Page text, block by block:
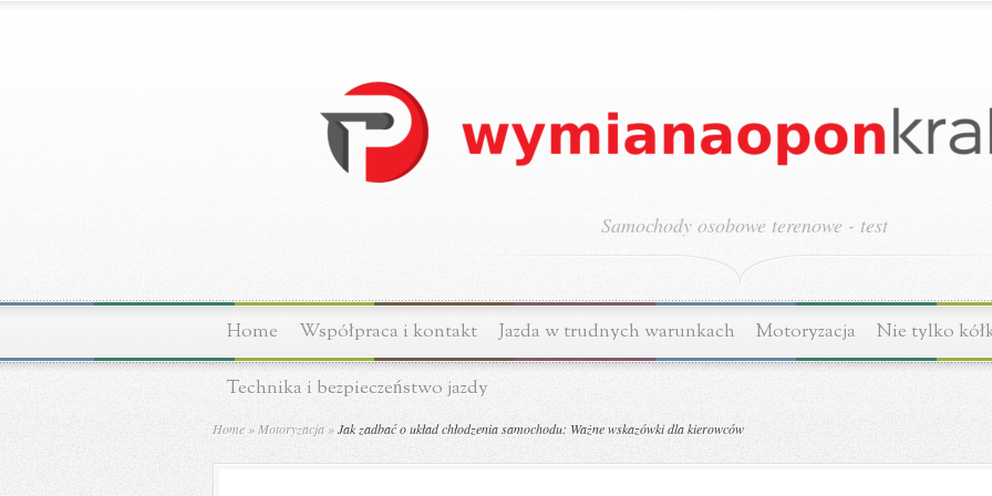
Samochody osobowe terenowe - test
Home Współpraca i kontakt Jazda w trudnych warunkach Motoryzacja Nie tylko
Technika i bezpieczeństwo jazdy
Home » Motoryzacja »Jak zadbać o układ chłodzenia samochodu: Ważne wskazówki dla kierowców